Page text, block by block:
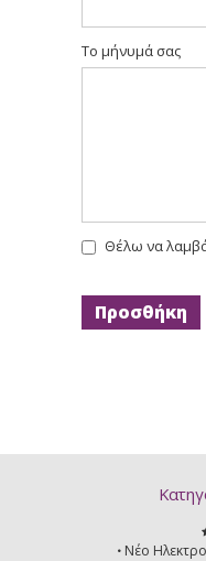
Το μήνυμά σας
Θέλω να
Νέο